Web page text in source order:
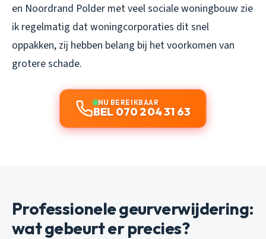
en Noordrand Polder met veel sociale woningbouw zie
ik regelmatig dat woningcorporaties dit snel
oppakken, zij hebben belang bij het voorkomen van
grotere schade.
NU BEREIKBAAR
BEL 070 204 31 63
Professionele geurverwijdering:
wat gebeurt er precies?